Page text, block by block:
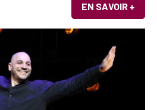
EN SAVOIR +